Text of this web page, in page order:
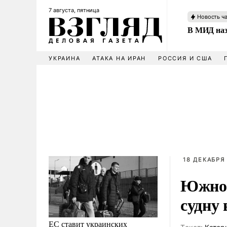
7 августа, пятница
Новость
В МИД
УКРАИНА АТАКА НА ИРАН РОССИЯ И США
ЕС ставит украинских
18
судну